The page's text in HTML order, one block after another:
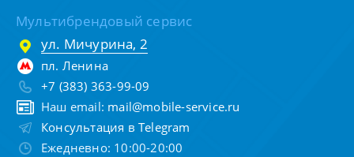
Мультибрендовый сервис
ул. Мичурина, 2
пл. Ленина
+7 (383) 363-99-09
Наш email: mail@mobile-service.ru
Консультация в Telegram
Ежедневно: 10:00-20:00